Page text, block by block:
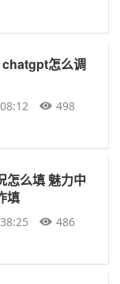
怎么调
498
怎么填 魅力中
填
486